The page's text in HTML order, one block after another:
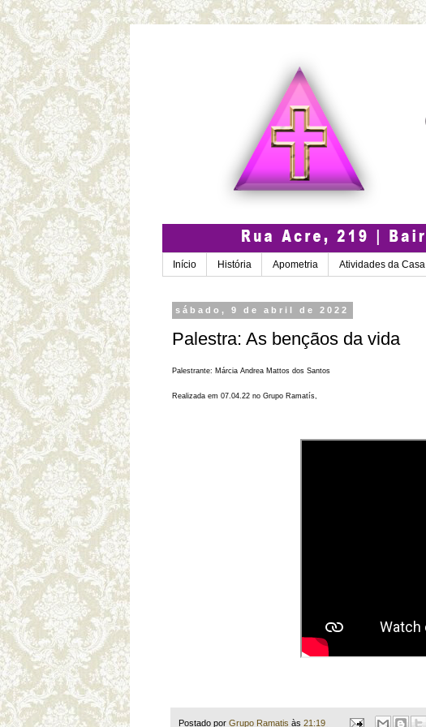
Início História Apometria Atividades da Casa
sábado, 9 de abril de 2022
Palestra: As bençãos da vida
Palestrante: Márcia Andrea Mattos dos Santos
Realizada em 07.04.22 no Grupo Ramatís,
Postado por Grupo Ramatis às 21:19